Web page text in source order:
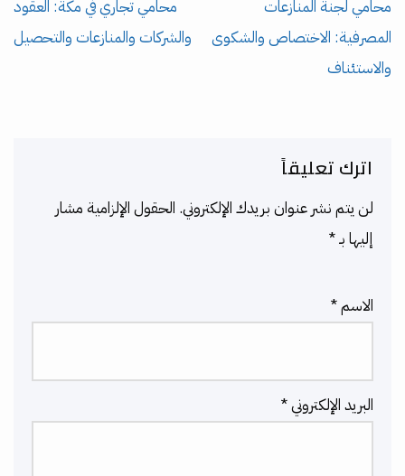
محامي لجنة المنازعات
المصرفية: الاختصاص والشكوى
والاستئناف
محامي تجاري في مكة: العقود
والشركات والمنازعات والتحصيل
اترك تعليقاً
لن يتم نشر عنوان بريدك الإلكتروني. الحقول الإلزامية مشار
إليها بـ*
الاسم*
البريد الإلكتروني*